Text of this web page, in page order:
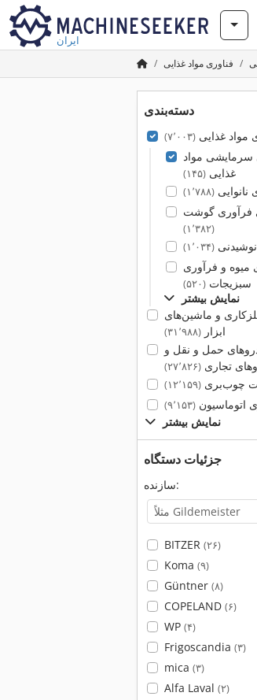
ایران
فناوری مواد غذایی
دسته‌بندی
مواد غذایی(۷٬۰۰۳)
سرمایشی مواد
غذایی(۱۴۵)
نانوایی(۱٬۷۸۸)
فرآوری گوشت
(۱٬۳۸۲)
(۱٬۰۳۴)
میوه و فرآوری
سبزیجات(۵۲۰)
نمایش بیشتر
و ماشین‌های
ابزار(۳۱٬۹۸۸)
حمل و نقل و
تجاری(۲۷٬۸۲۶)
چوب‌بری(۱۲٬۱۵۹)
اتوماسیون(۹٬۱۵۳)
نمایش بیشتر
جزئیات دستگاه
سازنده:
BITZER (۲۶)
Koma (۹)
Güntner (۸)
COPELAND (۶)
WP (۴)
Frigoscandia (۳)
mica (۳)
Alfa Laval (۲)